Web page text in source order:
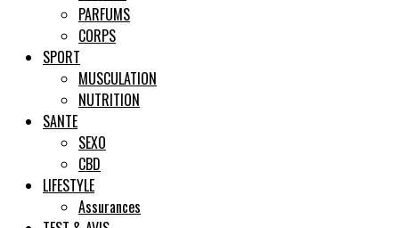
Male
PARFUMS
CORPS
SPORT
MUSCULATION
NUTRITION
SANTE
SEXO
CBD
LIFESTYLE
Assurances